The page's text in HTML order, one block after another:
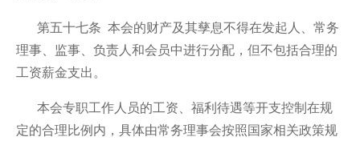
第五十七条 本会的财产及其孳息不得在发起人、常务
理事、监事、负责人和会员中进行分配，但不包括合理的
工资薪金支出。
本会专职工作人员的工资、福利待遇等开支控制在规
定的合理比例内，具体由常务理事会按照国家相关政策规